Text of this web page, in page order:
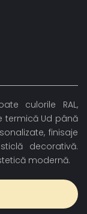
culorile RAL,
termică Ud până
finisaje
decorativă.
modernă.